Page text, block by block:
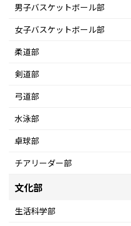
男子バスケットボール部
女子バスケットボール部
柔道部
剣道部
弓道部
水泳部
卓球部
チアリーダー部
文化部
生活科学部